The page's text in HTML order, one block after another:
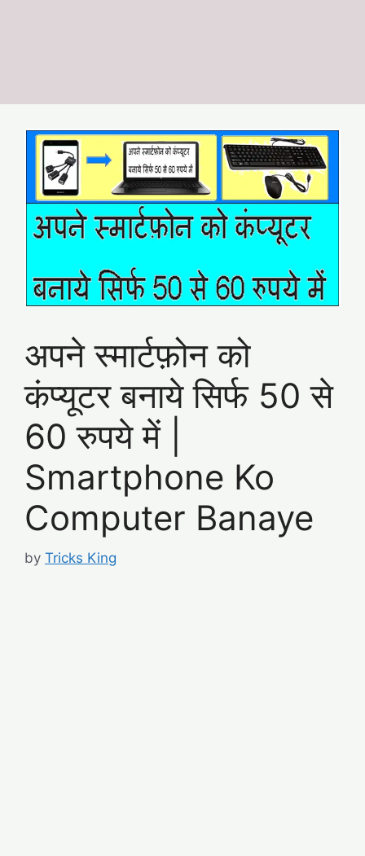
अपने स्मार्टफ़ोन को
कंप्यूटर बनाये सिर्फ 50 से
60 रुपये में |
Smartphone Ko
Computer Banaye
by Tricks King